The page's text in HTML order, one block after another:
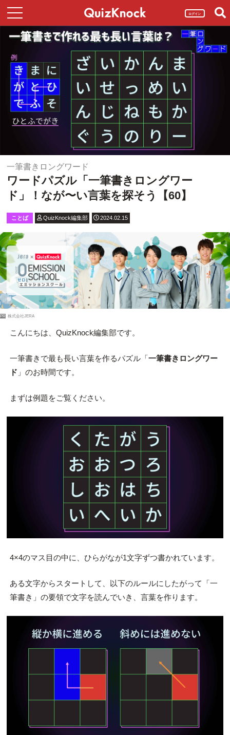
ログイン
一筆書きロングワード
ワードパズル「一筆書きロングワー
ド」！なが〜い言葉を探そう【60】
ことば QuizKnock編集部 2024.02.15
PR 株式会社JERA
こんにちは、QuizKnock編集部です。
一筆書きで最も長い言葉を作るパズル「一筆書きロングワー
ド 」のお時間です。
まずは例題をご覧ください。
4×4のマス目の中に、ひらがなが1文字ずつ書かれています。
ある文字からスタートして、以下のルールにしたがって「一
筆書き」の要領で文字を読んでいき、言葉を作ります。